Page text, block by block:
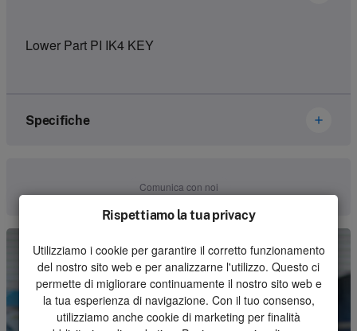
Lower Part PI IK4 KEY
Specifiche
Numero dell'articolo
2305342
Unità
Pezzo
Quantità minima d'ordine
1
Comunica con noi
Rispettiamo la tua privacy
Utilizziamo i cookie per garantire il corretto funzionamento
del nostro sito web e per analizzarne l'utilizzo. Questo ci
permette di migliorare continuamente il nostro sito web e
la tua esperienza di navigazione. Con il tuo consenso,
utilizziamo anche cookie di marketing per finalità